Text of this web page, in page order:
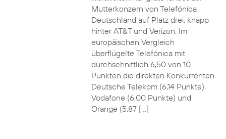
Mutterkonzern von Telefónica
Deutschland auf Platz drei, knapp
hinter AT&T und Verizon. Im
europäischen Vergleich
überflügelte Telefónica mit
durchschnittlich 6,50 von 10
Punkten die direkten Konkurrenten
Deutsche Telekom (6,14 Punkte),
Vodafone (6,00 Punkte) und
Orange (5,87 […]